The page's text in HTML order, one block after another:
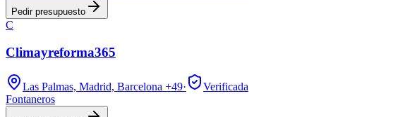
Pedir presupuesto
C
Climayreforma365
Las Palmas, Madrid, Barcelona +49·
Verificada
Fontaneros